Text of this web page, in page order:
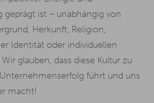
geprägt ist – unabhängig von
Herkunft, Religion,
Identität oder individuellen
glauben, dass diese Kultur zu
führt und uns
macht!